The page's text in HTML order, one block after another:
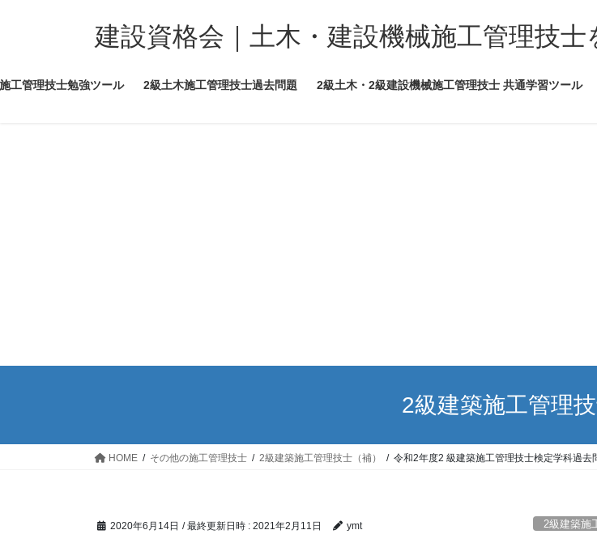
ツ
シ
建設資格会｜土木・建設機械施工管理技
工管理技士勉強ツール 2級土木施工管理技士過去問題 2級土木・2級建設機械施工管理技士 共通学習ツール
2級建築施工管理技
HOME その他の施工管理技士 2級建築施工管理技士（補） 令和2年度2 級建築施工管理技士検定学科過
2020年6月14日 / 最終更新日時 : 2021年2月11日 ymt 2級建築施